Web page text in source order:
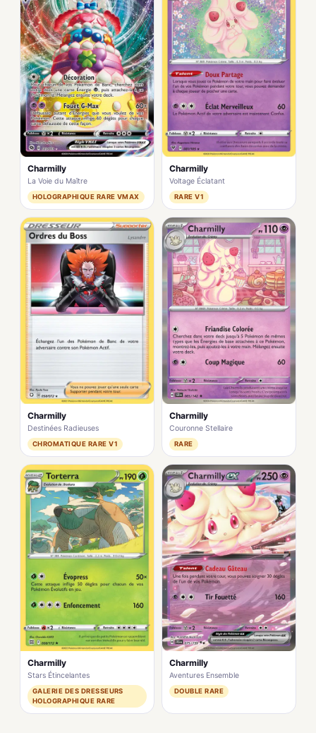
Charmilly
La Voie du Maître
HOLOGRAPHIQUE RARE VMAX
Charmilly
Voltage Éclatant
RARE V1
Charmilly
Destinées Radieuses
CHROMATIQUE RARE V1
Charmilly
Couronne Stellaire
RARE
Charmilly
Stars Étincelantes
GALERIE DES DRESSEURS
HOLOGRAPHIQUE RARE
Charmilly
Aventures Ensemble
DOUBLE RARE